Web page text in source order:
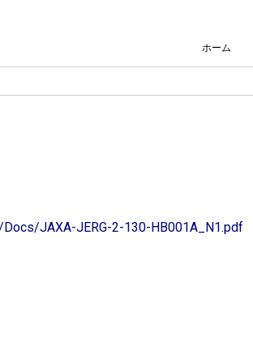
ホーム
JAXA-JERG-2-130-HB001A_N1.pdf